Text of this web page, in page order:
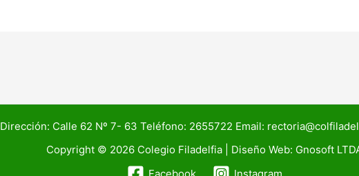
Dirección: Calle 62 Nº 7- 63 Teléfono: 2655722 Email:
Copyright © 2026 Colegio Filadelfia | Diseño Web: Gnosoft